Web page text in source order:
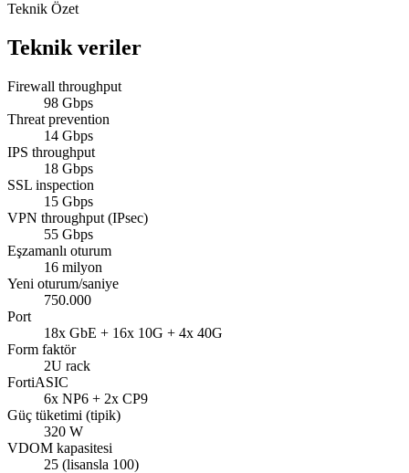
Teknik Özet
Teknik veriler
Firewall throughput
98 Gbps
Threat prevention
14 Gbps
IPS throughput
18 Gbps
SSL inspection
15 Gbps
VPN throughput (IPsec)
55 Gbps
Eşzamanlı oturum
16 milyon
Yeni oturum/saniye
750.000
Port
18x GbE + 16x 10G + 4x 40G
Form faktör
2U rack
FortiASIC
6x NP6 + 2x CP9
Güç tüketimi (tipik)
320 W
VDOM kapasitesi
25 (lisansla 100)